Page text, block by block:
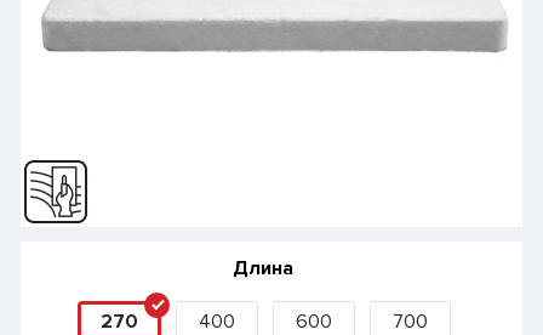
Длина
270 400 600 700